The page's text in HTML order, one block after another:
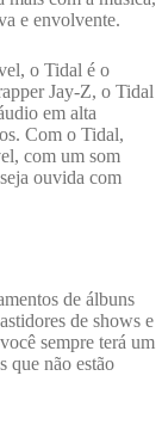
e envolvente.
o Tidal é o
Jay-Z, o Tidal
em alta
Com o Tidal,
com um som
ouvida com
de álbuns
de shows e
sempre terá um
que não estão